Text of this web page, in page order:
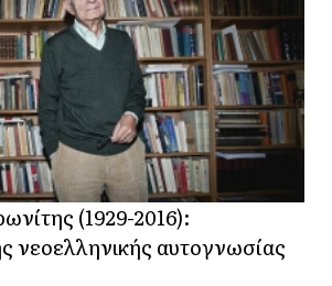
(1929-2016):
νεοελληνικής αυτογνωσίας